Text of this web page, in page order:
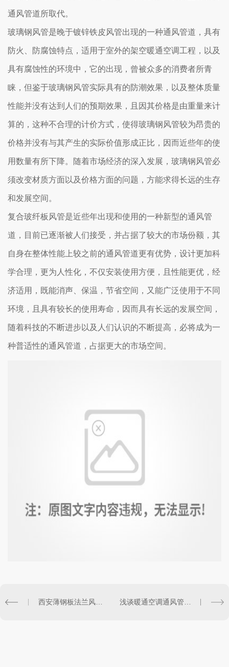
通风管道所取代。
玻璃钢风管是晚于镀锌铁皮风管出现的一种通风管道，具有
防火、防腐蚀特点，适用于室外的架空暖通空调工程，以及
具有腐蚀性的环境中，它的出现，曾被众多的消费者所青
睐，但鉴于玻璃钢风管实际具有的防潮效果，以及整体质量
性能并没有达到人们的预期效果，且因其价格是由重量来计
算的，这种不合理的计价方式，使得玻璃钢风管较为昂贵的
价格并没有与其产生的实际价值形成正比，因而近些年的使
用数量有所下降。随着市场经济的深入发展，玻璃钢风管必
须改变材质方面以及价格方面的问题，方能求得长远的生存
和发展空间。
复合玻纤板风管是近些年出现和使用的一种新型的通风管
道，目前已逐渐被人们接受，并占据了较大的市场份额，其
自身在整体性能上较之前的通风管道更有优势，设计更加科
学合理，更为人性化，不仅安装使用方便，且性能更优，经
济适用，既能消声、保温，节省空间，又能广泛使用于不同
环境，且具有较长的使用寿命，因而具有长远的发展空间，
随着科技的不断进步以及人们认识的不断提高，必将成为一
种普适性的通风管道，占据更大的市场空间。